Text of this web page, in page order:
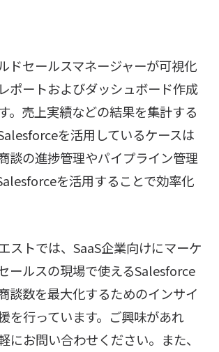
ドセールスマネージャーが可視化
ポートおよびダッシュボード作成
。売上実績などの結果を集計する
を活用しているケースは
談の進捗管理やパイプライン管理
を活用することで効率化
ストでは、SaaS企業向けにマーケ
ールスの現場で使えるSalesforce
談数を最大化するためのインサイ
を行っています。ご興味があれ
にお問い合わせください。また、